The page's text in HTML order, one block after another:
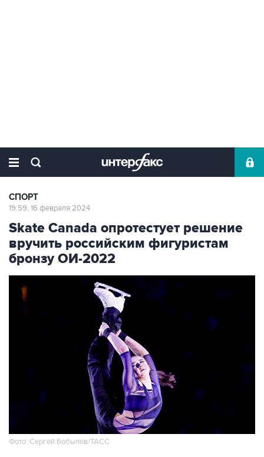
СПОРТ
19:59, 16 февраля 2024
Skate Canada опротестует решение
вручить российским фигуристам
бронзу ОИ-2022
Фото: Сергей Бобылев/ТАСС